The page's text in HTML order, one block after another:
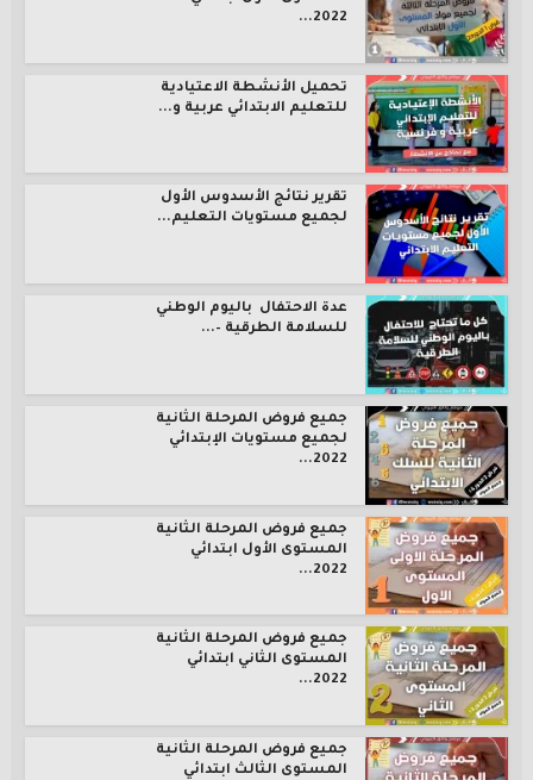
2022...
تحميل الأنشطة الاعتيادية
للتعليم الابتدائي عربية و...
تقرير نتائج الأسدوس الأول
لجميع مستويات التعليم...
عدة الاحتفال باليوم الوطني
للسلامة الطرقية –...
جميع فروض المرحلة الثانية
لجميع مستويات الإبتدائي
2022...
جميع فروض المرحلة الثانية
المستوى الأول ابتدائي
2022...
جميع فروض المرحلة الثانية
المستوى الثاني ابتدائي
2022...
جميع فروض المرحلة الثانية
المستوى الثالث ابتدائي